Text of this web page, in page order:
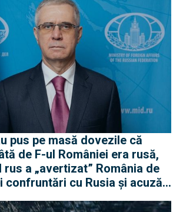
pus pe masă dovezile că
de F-ul României era rusă,
a „avertizat” România de
confruntări cu Rusia și acuză